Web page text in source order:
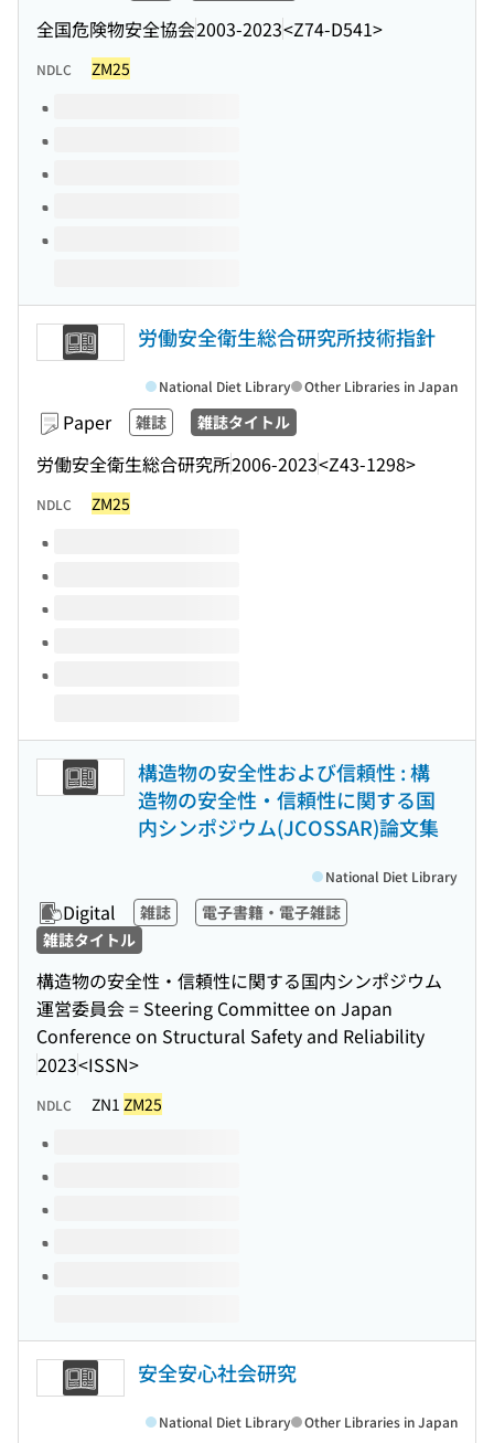
全国危険物安全協会2003-2023<Z74-D541>
NDLC ZM25
Volumes of this title
労働安全衛生総合研究所技術指針
Paper 雑誌 雑誌タイトル
労働安全衛生総合研究所2006-2023<Z43-1298>
National Diet Library Other Libraries in Japan
NDLC ZM25
Volumes of this title
構造物の安全性および信頼性 : 構
造物の安全性・信頼性に関する国
内シンポジウム(JCOSSAR)論文集
Digital 雑誌
電子書籍・電子雑誌
雑誌タイトル
構造物の安全性・信頼性に関する国内シンポジウム
運営委員会 = Steering Committee on Japan
Conference on Structural Safety and Reliability
2023<ISSN>
National Diet Library
NDLC ZN1 ZM25
Volumes of this title
安全安心社会研究
National Diet Library Other Libraries in Japan